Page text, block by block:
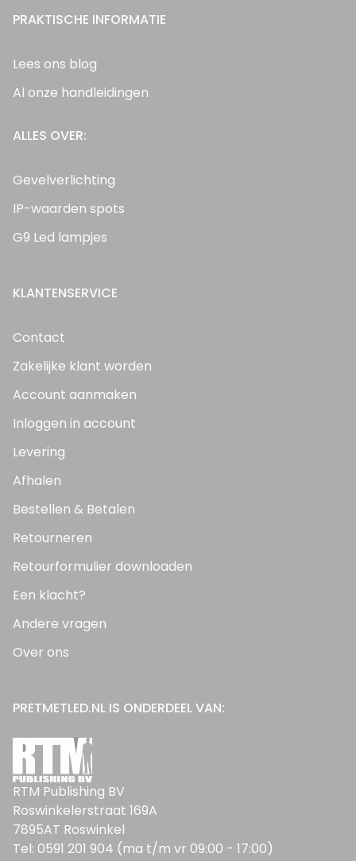
PRAKTISCHE INFORMATIE
Lees ons blog
Al onze handleidingen
ALLES OVER:
Gevelverlichting
IP-waarden spots
G9 Led lampjes
KLANTENSERVICE
Contact
Zakelijke klant worden
Account aanmaken
Inloggen in account
Levering
Afhalen
Bestellen & Betalen
Retourneren
Retourformulier downloaden
Een klacht?
Andere vragen
Over ons
PRETMETLED.NL IS ONDERDEEL VAN:
RTM Publishing BV
Roswinkelerstraat 169A
7895AT Roswinkel
Tel: 0591 201 904 (ma t/m vr 09:00 - 17:00)